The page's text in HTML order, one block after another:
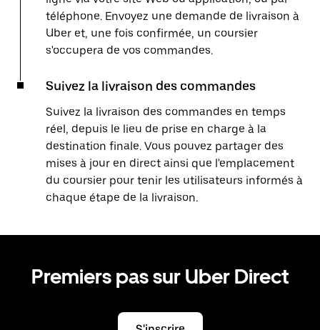
téléphone. Envoyez une demande de livraison à
Uber et, une fois confirmée, un coursier
s'occupera de vos commandes.
Suivez la livraison des commandes
Suivez la livraison des commandes en temps
réel, depuis le lieu de prise en charge à la
destination finale. Vous pouvez partager des
mises à jour en direct ainsi que l'emplacement
du coursier pour tenir les utilisateurs informés à
chaque étape de la livraison.
Premiers pas sur Uber Direct